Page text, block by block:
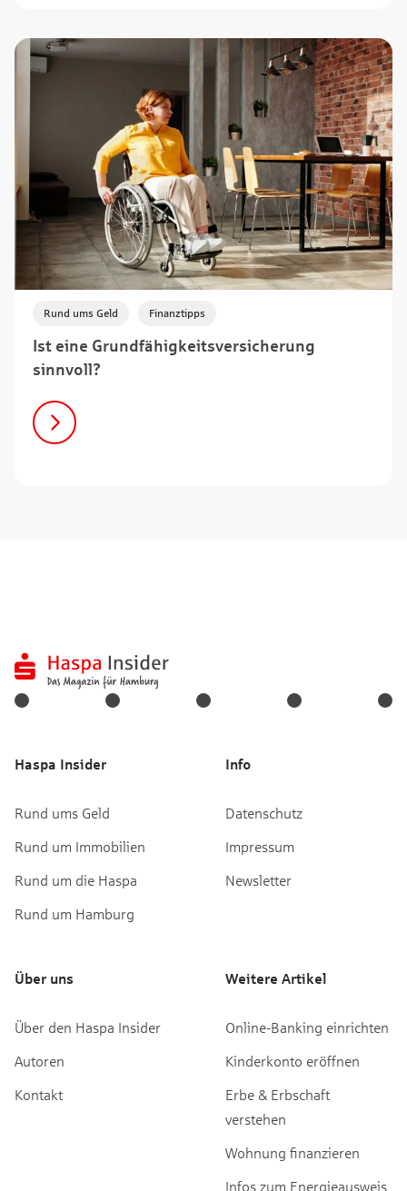
Ist eine Grundfähigkeitsversicherung
sinnvoll?
Rund ums Geld Finanztipps
Haspa Insider
Rund ums Geld
Rund um Immobilien
Rund um die Haspa
Rund um Hamburg
Info
Datenschutz
Impressum
Newsletter
Über uns
Über den Haspa Insider
Autoren
Kontakt
Weitere Artikel
Online-Banking einrichten
Kinderkonto eröffnen
Erbe & Erbschaft
verstehen
Wohnung finanzieren
Infos zum Energieausweis